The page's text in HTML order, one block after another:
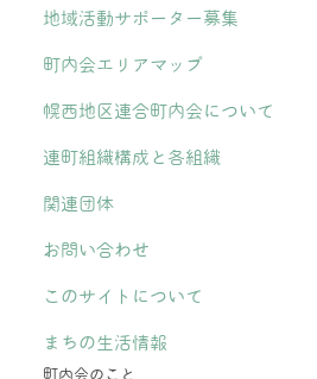
地域活動サポーター募集
町内会エリアマップ
幌西地区連合町内会について
連町組織構成と各組織
関連団体
お問い合わせ
このサイトについて
まちの生活情報
町内会のこと